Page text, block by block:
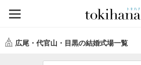
広尾・代官山・目黒の結婚式場一覧